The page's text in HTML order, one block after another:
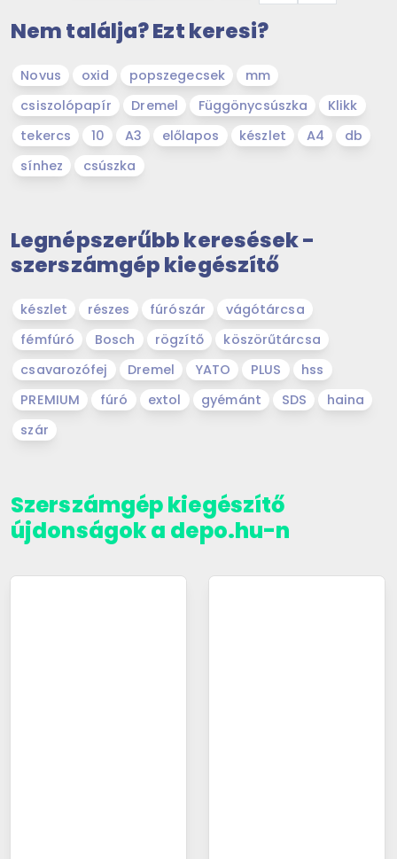
Nem találja? Ezt keresi?
Novus oxid popszegecsek
mm
csiszolópapír
Dremel Függönycsúszka
Klikk
tekercs
10 A3 előlapos készlet A4
db
sínhez
csúszka
Legnépszerűbb keresések -
szerszámgép kiegészítő
készlet részes fúrószár
vágótárcsa
fémfúró
Bosch rögzítő
köszörűtárcsa
csavarozófej
Dremel YATO PLUS
hss
PREMIUM
fúró extol gyémánt SDS
haina
szár
Szerszámgép kiegészítő
újdonságok a depo.hu-n